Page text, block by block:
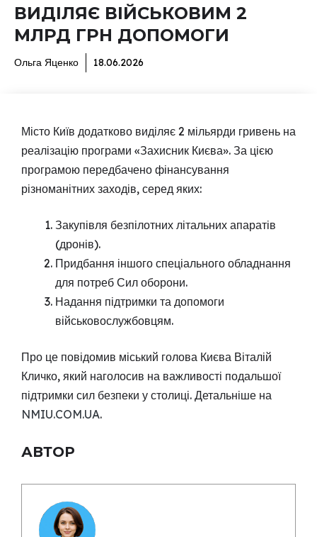
ВИДІЛЯЄ ВІЙСЬКОВИМ 2
МЛРД ГРН ДОПОМОГИ
Ольга Яценко 18.06.2026
Місто Київ додатково виділяє 2 мільярди гривень на
реалізацію програми «Захисник Києва». За цією
програмою передбачено фінансування
різноманітних заходів, серед яких:
Закупівля безпілотних літальних апаратів
(дронів).
Придбання іншого спеціального обладнання
для потреб Сил оборони.
Надання підтримки та допомоги
військовослужбовцям.
Про це повідомив міський голова Києва Віталій
Кличко, який наголосив на важливості подальшої
підтримки сил безпеки у столиці. Детальніше на
NMIU.COM.UA.
АВТОР